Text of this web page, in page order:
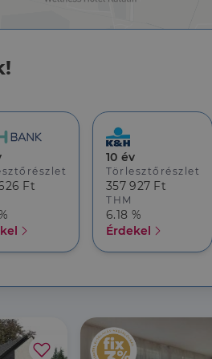
Ft
10 év
Törlesztőrészlet
357 927 Ft
THM
6.18 %
Érdekel